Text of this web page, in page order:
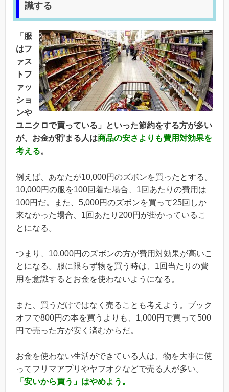
識する
「服
はフ
ァス
トフ
ァッ
ショ
ンや
ユニクロで買っている」といった節約をする方が多い
が、お金が貯まる人は商品の安さよりも費用対効果を
考える。
例えば、あなたが10,000円のズボンを買ったとする。
10,000円の服を100回着た場合、1回あたりの費用は
100円だ。また、5,000円のズボンを買って25回しか
来なかった場合、1回あたり200円が掛かっているこ
とになる。
つまり、10,000円のズボンの方が費用対効果が高いこ
とになる。服に限らず物を買う時は、1回当たりの費
用を意識するとお金を使わないようになる。
また、買うだけではなく売ることも考えよう。ブック
オフで800円の本を買うよりも、1,000円で買って500
円で売った方が安く済むからだ。
お金を使わない生活ができている人は、物を大事に使
ってフリマアプリやヤフオクなどで売る人が多い。
「安いから買う」はやめよう。